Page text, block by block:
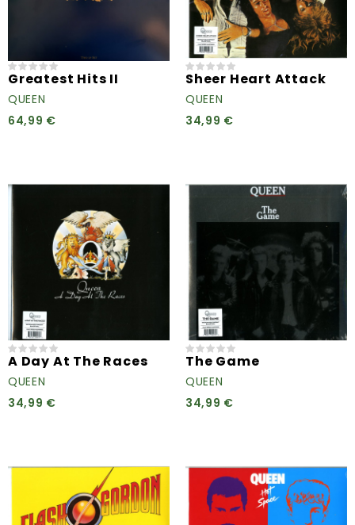
Greatest Hits II
QUEEN
64,99 €
Sheer Heart Attack
QUEEN
34,99 €
A Day At The Races
QUEEN
34,99 €
The Game
QUEEN
34,99 €